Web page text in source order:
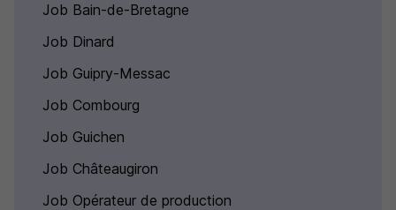
Job Bain-de-Bretagne
Job Dinard
Job Guipry-Messac
Job Combourg
Job Guichen
Job Châteaugiron
Job Opérateur de production